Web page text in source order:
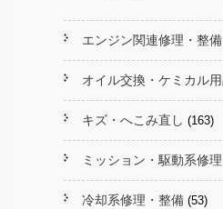
エンジン関連修理・整備
オイル交換・ケミカル
キズ・へこみ直し (163)
ミッション・駆動系修
冷却系修理・整備 (53)